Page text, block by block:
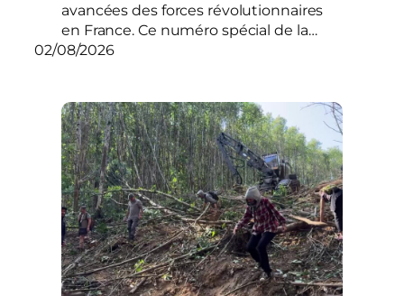
avancées des forces révolutionnaires
en France. Ce numéro spécial de la…
02/08/2026